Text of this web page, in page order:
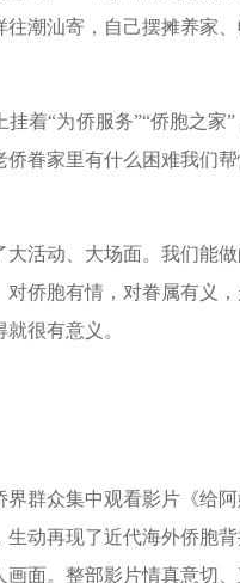
潮汕寄，自己摆摊养家
着“为侨服务”“侨胞之
眷家里有什么困难我们
活动、大场面。我们能
侨胞有情，对眷属有义，
很有意义。
群众集中观看影片《给
动再现了近代海外侨胞
面。整部影片情真意切